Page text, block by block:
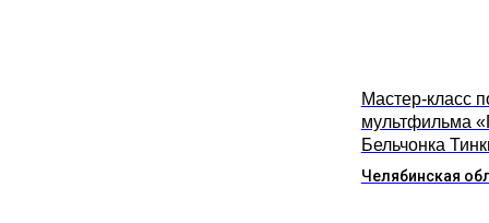
Мастер-класс
мультфильма
Бельчонка
Челябинская